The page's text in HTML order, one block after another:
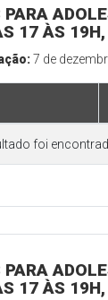
PARA
17 ÀS
7 de
foi
PARA
17 ÀS